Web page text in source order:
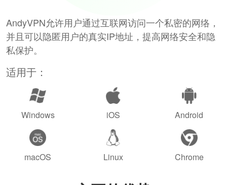
AndyVPN允许用户通过互联网访问一个私密的网络，
并且可以隐匿用户的真实IP地址，提高网络安全和隐
私保护。
适用于：
Windows iOS Android
macOS Linux Chrome